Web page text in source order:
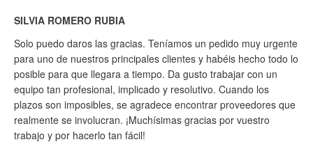
SILVIA ROMERO RUBIA
Solo puedo daros las gracias. Teníamos un pedido muy urgente
para uno de nuestros principales clientes y habéis hecho todo lo
posible para que llegara a tiempo. Da gusto trabajar con un
equipo tan profesional, implicado y resolutivo. Cuando los
plazos son imposibles, se agradece encontrar proveedores que
realmente se involucran. ¡Muchísimas gracias por vuestro
trabajo y por hacerlo tan fácil!